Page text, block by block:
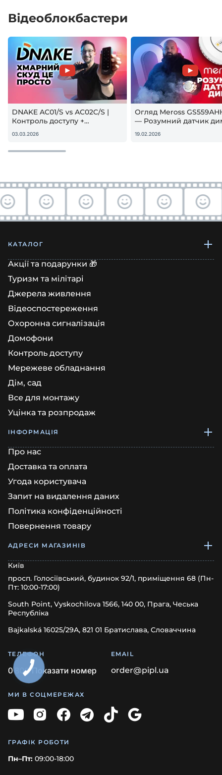
Відеоблокбастери
DNAKE AC01/S vs AC02C/S |
Контроль доступу +
гостьовий QR — реальна
настройка
03.03.2026
Огляд Meross
— Розумний датчик
Apple HomeKit! Чи
купувати?
19.02.2026
КАТАЛОГ
Акції та подарунки 🎁
Туризм та мілітарі
Джерела живлення
Відеоспостереження
Охоронна сигналізація
Домофони
Контроль доступу
Мережеве обладнання
Дім, сад
Все для монтажу
Уцінка та розпродаж
ІНФОРМАЦІЯ
Про нас
Доставка та оплата
Угода користувача
Запит на видалення даних
Політика конфіденційності
Повернення товару
АДРЕСИ МАГАЗИНІВ
Київ
просп. Голосіївський, будинок 92/1, приміщення 68 (Пн-
Пт: 10:00-17:00)
South Point, Vyskochilova 1566, 140 00, Прага, Чеська
Республіка
Bajkalská 16025/29A, 821 01 Братислава, Словаччина
ТЕЛЕФОН
0 00 Показати номер
EMAIL
order@pipl.ua
МИ В СОЦМЕРЕЖАХ
ГРАФІК РОБОТИ
Пн–Пт: 09:00-18:00